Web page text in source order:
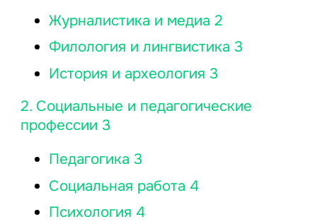
Журналистика и медиа 2
Филология и лингвистика 3
История и археология 3
2. Социальные и педагогические
профессии 3
Педагогика 3
Социальная работа 4
Психология 4